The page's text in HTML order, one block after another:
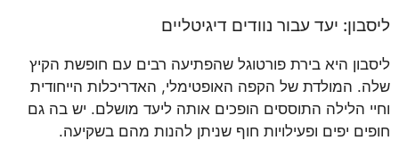
ליסבון: יעד עבור נוודים דיגיטליים
ליסבון היא בירת פורטוגל שהפתיעה רבים עם חופשת הקיץ
שלה. המולדת של הקפה האופטימלי, האדריכלות הייחודית
וחיי הלילה התוססים הופכים אותה ליעד מושלם. יש בה גם
חופים יפים ופעילויות חוף שניתן להנות מהם בשקיעה.